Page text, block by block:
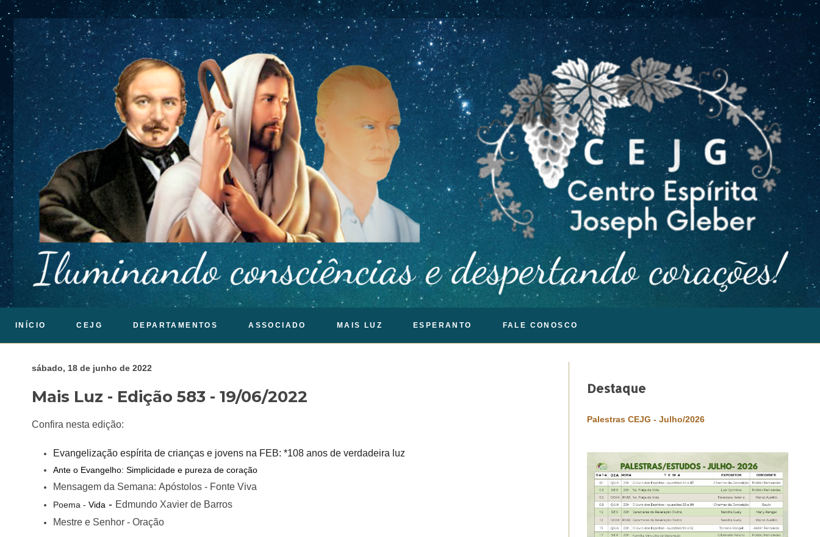
INÍCIO CEJG DEPARTAMENTOS ASSOCIADO MAIS LUZ ESPERANTO FALE CONOSCO
sábado, 18 de junho de 2022
Mais Luz - Edição 583 - 19/06/2022
Confira nesta edição:
Evangelização espírita de crianças e jovens na FEB: *108 anos de verdadeira luz
Ante o Evangelho: Simplicidade e pureza de coração
Mensagem da Semana: Apóstolos - Fonte Viva
Poema - Vida - Edmundo Xavier de Barros
Mestre e Senhor - Oração
Destaque
Palestras CEJG - Julho/2026